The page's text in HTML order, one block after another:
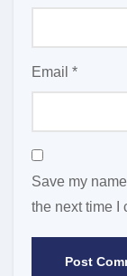
Email *
Save my
the next time I